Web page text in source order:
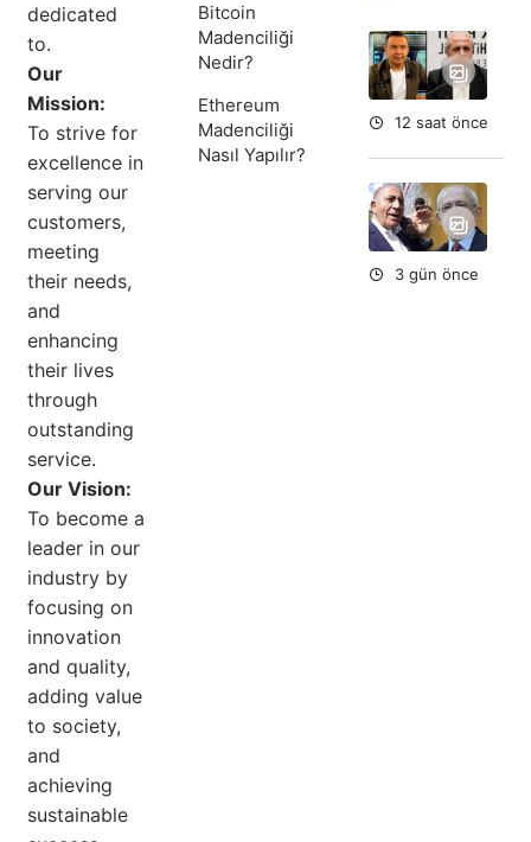
dedicated
to.
Our
Mission:
To strive for
excellence in
serving our
customers,
meeting
their needs,
and
enhancing
their lives
through
outstanding
service.
Our Vision:
To become a
leader in our
industry by
focusing on
innovation
and quality,
adding value
to society,
and
achieving
sustainable
Bitcoin
Madenciliği
Nedir?
Ethereum
Madenciliği
Nasıl Yapılır?
12 saat önce
3 gün önce